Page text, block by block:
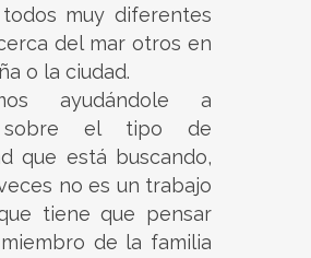
muy diferentes
del mar otros en
o la ciudad.
ayudándole a
sobre el tipo de
que está buscando,
no es un trabajo
tiene que pensar
de la familia